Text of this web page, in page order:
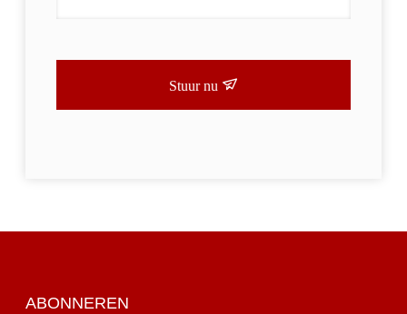
Stuur nu
ABONNEREN